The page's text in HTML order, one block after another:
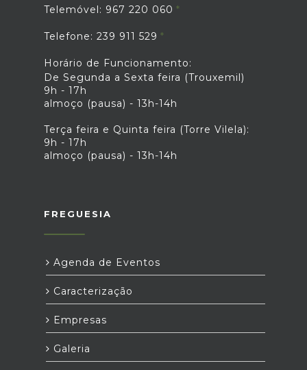
Telemóvel: 967 220 060
Telefone: 239 911 529
Horário de Funcionamento:
De Segunda a Sexta feira (Trouxemil)
9h - 17h
almoço (pausa) - 13h-14h
Terça feira e Quinta feira (Torre Vilela):
9h - 17h
almoço (pausa) - 13h-14h
FREGUESIA
Agenda de Eventos
Caracterização
Empresas
Galeria